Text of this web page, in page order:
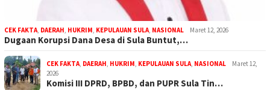
CEK FAKTA, DAERAH, HUKRIM, KEPULAUAN SULA, NASIONAL Maret 12, 2026
Dugaan Korupsi Dana Desa di Sula Buntut,…
CEK FAKTA, DAERAH, HUKRIM, KEPULAUAN SULA, NASIONAL
Maret 12,
2026
Komisi III DPRD, BPBD, dan PUPR Sula Tin…